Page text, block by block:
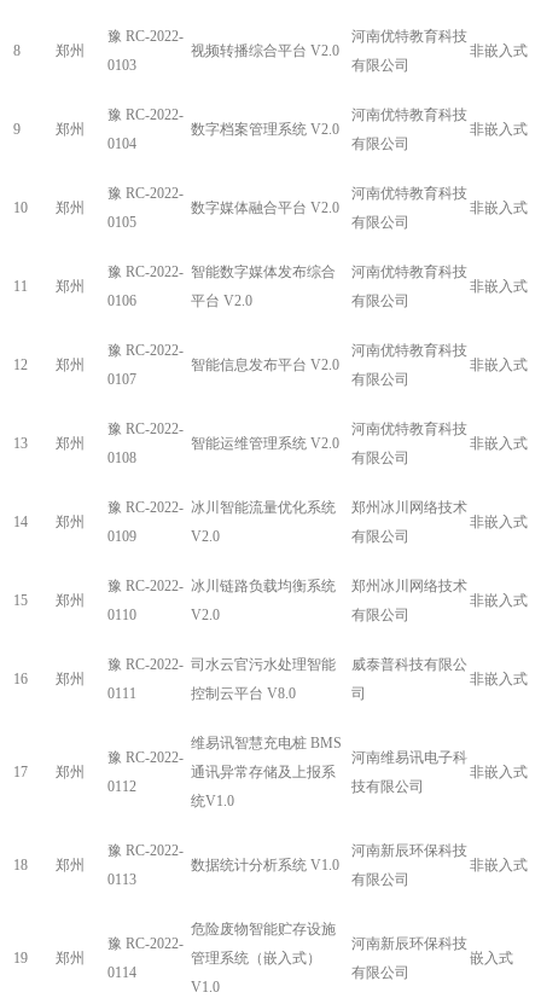
8 郑州
豫 RC-2022-
0103
视频转播综合平台 V2.0
河南优特教育科技
有限公司
非嵌入式
9 郑州
豫 RC-2022-
0104
数字档案管理系统 V2.0
河南优特教育科技
有限公司
非嵌入式
10 郑州
豫 RC-2022-
0105
数字媒体融合平台 V2.0
河南优特教育科技
有限公司
非嵌入式
11 郑州
豫 RC-2022-
0106
智能数字媒体发布综合
平台 V2.0
河南优特教育科技
有限公司
非嵌入式
12 郑州
豫 RC-2022-
0107
智能信息发布平台 V2.0
河南优特教育科技
有限公司
非嵌入式
13 郑州
豫 RC-2022-
0108
智能运维管理系统 V2.0
河南优特教育科技
有限公司
非嵌入式
14 郑州
豫 RC-2022-
0109
冰川智能流量优化系统
V2.0
郑州冰川网络技术
有限公司
非嵌入式
15 郑州
豫 RC-2022-
0110
冰川链路负载均衡系统
V2.0
郑州冰川网络技术
有限公司
非嵌入式
16 郑州
豫 RC-2022-
0111
司水云官污水处理智能
控制云平台 V8.0
威泰普科技有限公
司
非嵌入式
17 郑州
豫 RC-2022-
0112
维易讯智慧充电桩 BMS
通讯异常存储及上报系
统V1.0
河南维易讯电子科
技有限公司
非嵌入式
18 郑州
豫 RC-2022-
0113
数据统计分析系统 V1.0
河南新辰环保科技
有限公司
非嵌入式
19 郑州
豫 RC-2022-
0114
危险废物智能贮存设施
管理系统（嵌入式）
V1.0
河南新辰环保科技
有限公司
嵌入式